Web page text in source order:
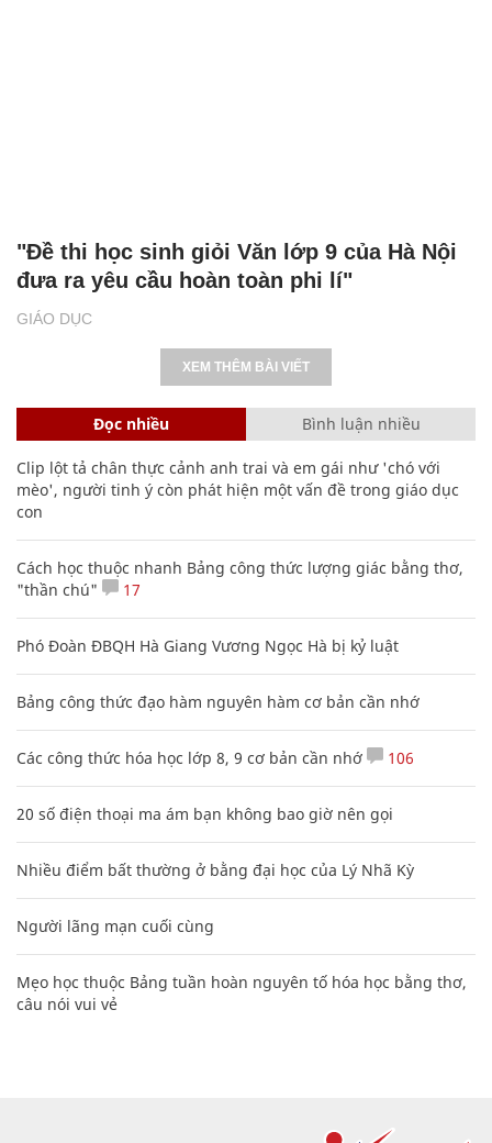
GIÁO DỤC
"Đề thi học sinh giỏi Văn lớp 9 của Hà Nội
đưa ra yêu cầu hoàn toàn phi lí"
XEM THÊM BÀI VIẾT
Đọc nhiều Bình luận nhiều
Clip lột tả chân thực cảnh anh trai và em gái như 'chó với
mèo', người tinh ý còn phát hiện một vấn đề trong giáo dục
con
Cách học thuộc nhanh Bảng công thức lượng giác bằng thơ,
"thần chú"
17
Phó Đoàn ĐBQH Hà Giang Vương Ngọc Hà bị kỷ luật
Bảng công thức đạo hàm nguyên hàm cơ bản cần nhớ
Các công thức hóa học lớp 8, 9 cơ bản cần nhớ 106
20 số điện thoại ma ám bạn không bao giờ nên gọi
Nhiều điểm bất thường ở bằng đại học của Lý Nhã Kỳ
Người lãng mạn cuối cùng
Mẹo học thuộc Bảng tuần hoàn nguyên tố hóa học bằng thơ,
câu nói vui vẻ